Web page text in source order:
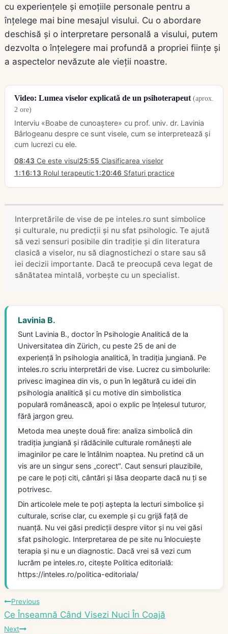
cu experiențele și emoțiile personale pentru a
înțelege mai bine mesajul visului. Cu o abordare
deschisă și o interpretare personală a visului, putem
dezvolta o înțelegere mai profundă a propriei ființe și
a aspectelor nevăzute ale vieții noastre.
Video: Lumea viselor explicată de un psihoterapeut (aprox.
2 ore)
Interviu «Boabe de cunoaștere» cu prof. univ. dr. Lavinia
Bârlogeanu despre ce sunt visele, cum se interpretează și
cum lucrezi cu ele.
08:43 Ce este visul25:55 Clasificarea viselor
1:16:13 Rolul terapeutic1:20:46Sfaturi practice
Interpretările de vise de pe inteles.ro sunt simbolice
și culturale, nu predicții și nu sfat psihologic. Te ajută
să vezi sensuri posibile din tradiție și din literatura
clasică a viselor, nu să diagnostichezi o stare sau să
iei decizii importante. Dacă te preocupă ceva legat de
sănătatea mintală, vorbește cu un specialist.
Lavinia B.
Sunt Lavinia B., doctor în Psihologie Analitică de la
Universitatea din Zürich, cu peste 25 de ani de
experiență în psihologia analitică, în tradiția jungiană. Pe
inteles.ro scriu interpretări de vise. Lucrez cu simbolurile:
privesc imaginea din vis, o pun în legătură cu idei din
psihologia analitică și cu motive din simbolistica
populară românească, apoi o explic pe înțelesul tuturor,
fără jargon greu.
Metoda mea unește două fire: analiza simbolică din
tradiția jungiană și rădăcinile culturale românești ale
imaginilor pe care le întâlnim noaptea. Nu pretind că un
vis are un singur sens „corect". Caut sensuri plauzibile,
pe care le poți citi, cântări și lăsa deoparte dacă nu ți se
potrivesc.
Din articolele mele te poți aștepta la lecturi simbolice și
culturale, scrise clar, cu exemple și cu grijă față de
nuanță. Nu vei găsi predicții despre viitor și nu vei găsi
sfat psihologic. Interpretarea de pe site nu înlocuiește
terapia și nu e un diagnostic. Dacă vrei să vezi cum
lucrăm pe inteles.ro, citește Politica editorială:
https://inteles.ro/politica-editoriala/
Navigare
în
Previous
Ce Înseamnă Când Visezi Nuci În Coajă
Next